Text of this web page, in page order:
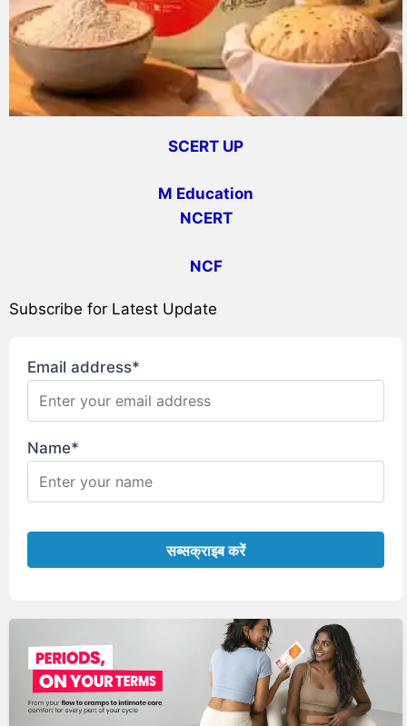
SCERT UP
M Education
NCERT
NCF
Subscribe for Latest Update
Email address*
Name*